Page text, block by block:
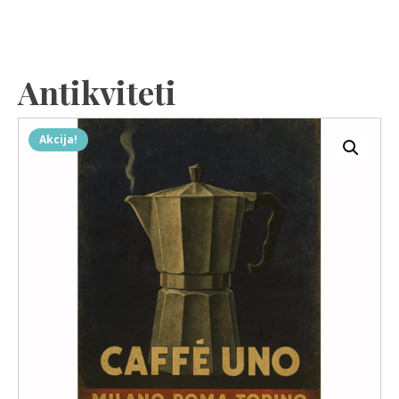
Antikviteti
Akcija!